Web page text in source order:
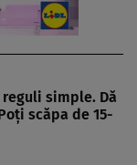
simple. Dă
scăpa de 15-